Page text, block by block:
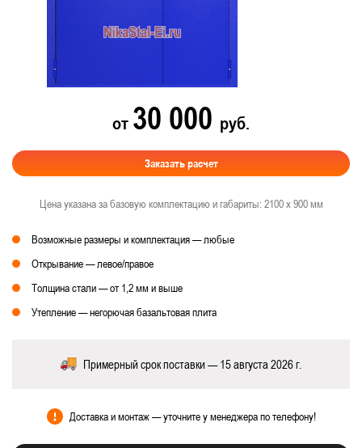
от 30 000 руб.
Заказать расчет
Цена указана за базовую комплектацию и габариты: 2100 х 900 мм
Возможные размеры и комплектация — любые
Открывание — левое/правое
Толщина стали — от 1,2 мм и выше
Утепление — негорючая базальтовая плита
Примерный срок поставки — 15 августа 2026 г.
Доставка и монтаж — уточните у менеджера по телефону!